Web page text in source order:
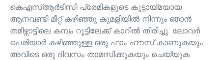
കെഎസ്ആര്‍ടിസി പ്രേമികളുടെ കൂട്ടായ്മയായ
ആനവണ്ടി മീറ്റ്‌ കഴിഞ്ഞു കുമളിയില്‍ നിന്നും ഞാന്‍
തമിഴ്നാട്ടിലെ കമ്പം റൂട്ടിലേക്ക് കാറില്‍ തിരിച്ചു. ലോവര്‍
പെരിയാര്‍ കഴിഞ്ഞുള്ള ഒരു ഫാം ഹൗസ് കാണുകയും
അവിടെ ഒരു ദിവസം താമസിക്കുകയും ചെയ്യുക